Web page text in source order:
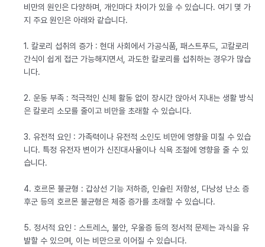
비만의 원인은 다양하며, 개인마다 차이가 있을 수 있습니다. 여기 몇 가
지 주요 원인은 아래와 같습니다.
1. 칼로리 섭취의 증가 : 현대 사회에서 가공식품, 패스트푸드, 고칼로리
간식이 쉽게 접근 가능해지면서, 과도한 칼로리를 섭취하는 경우가 많습
니다.
2. 운동 부족 : 적극적인 신체 활동 없이 장시간 앉아서 지내는 생활 방식
은 칼로리 소모를 줄이고 비만을 초래할 수 있습니다.
3. 유전적 요인 : 가족력이나 유전적 소인도 비만에 영향을 미칠 수 있습
니다. 특정 유전자 변이가 신진대사율이나 식욕 조절에 영향을 줄 수 있
습니다.
4. 호르몬 불균형 : 갑상선 기능 저하증, 인슐린 저항성, 다낭성 난소 증
후군 등의 호르몬 불균형은 체중 증가를 초래할 수 있습니다.
5. 정서적 요인 : 스트레스, 불안, 우울증 등의 정서적 문제는 과식을 유
발할 수 있으며, 이는 비만으로 이어질 수 있습니다.